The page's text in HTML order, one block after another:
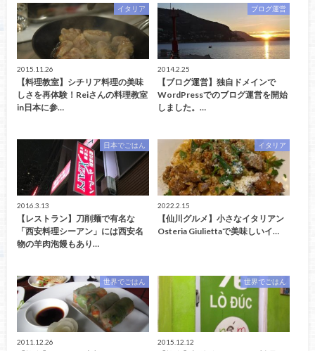
イタリア
2015.11.26
【料理教室】シチリア料理の美味
しさを再体験！Reiさんの料理教室
in日本に参…
ブログ運営
2014.2.25
【ブログ運営】独自ドメインで
WordPressでのブログ運営を開始
しました。…
日本でごはん
2016.3.13
【レストラン】刀削麺で有名な
「西安料理シーアン」には西安名
物の羊肉泡饅もあり…
イタリア
2022.2.15
【仙川グルメ】小さなイタリアン
Osteria Giuliettaで美味しいイ…
世界でごはん
2011.12.26
世界でごはん
2015.12.12